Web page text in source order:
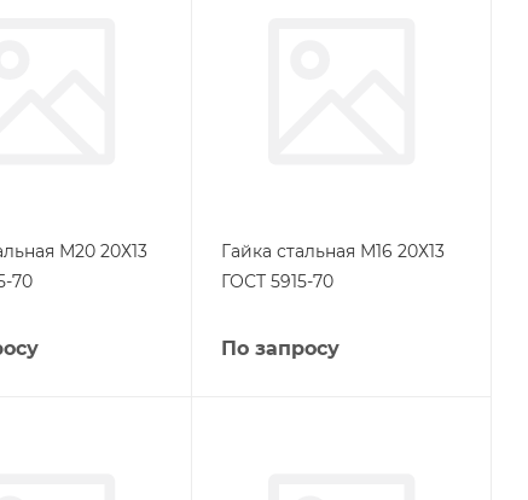
М20 20Х13
70
Гайка стальная М16 20Х13
ГОСТ 5915-70
По запросу